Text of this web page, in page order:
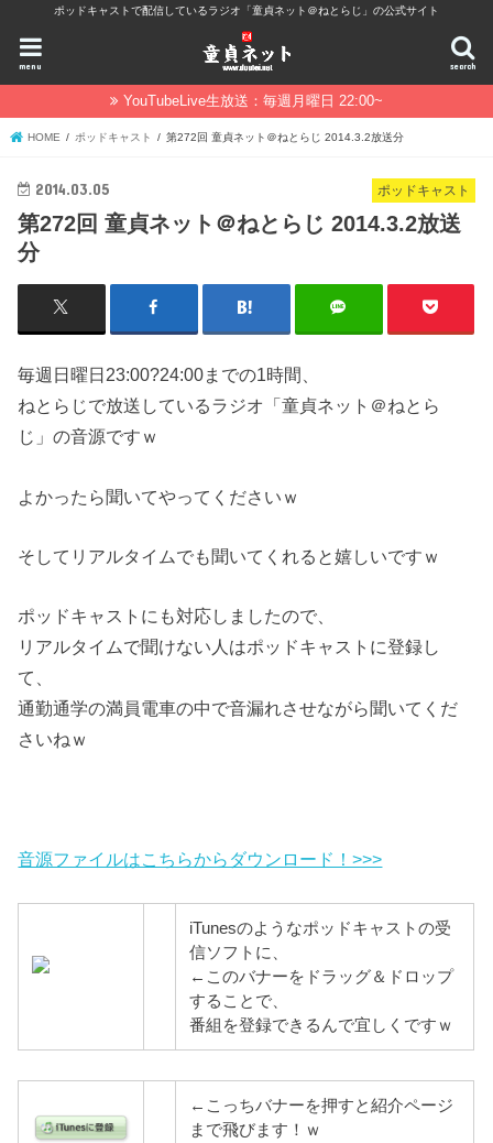
ポッドキャストで配信しているラジオ「童貞ネット＠ねとらじ」の公式サイト
search
menu
YouTubeLive生放送：毎週月曜日 22:00~
HOME ポッドキャスト 第272回 童貞ネット＠ねとらじ 2014.3.2放送分
ポッドキャスト
2014.03.05
第272回 童貞ネット＠ねとらじ 2014.3.2放送
分
毎週日曜日23:00?24:00までの1時間、
ねとらじで放送しているラジオ「童貞ネット＠ねとら
じ」の音源ですｗ
よかったら聞いてやってくださいｗ
そしてリアルタイムでも聞いてくれると嬉しいですｗ
ポッドキャストにも対応しましたので、
リアルタイムで聞けない人はポッドキャストに登録し
て、
通勤通学の満員電車の中で音漏れさせながら聞いてくだ
さいねｗ
音源ファイルはこちらからダウンロード！>>>
iTunesのようなポッドキャストの受
信ソフトに、
←このバナーをドラッグ＆ドロップ
することで、
番組を登録できるんで宜しくですｗ
←こっちバナーを押すと紹介ページ
まで飛びます！ｗ